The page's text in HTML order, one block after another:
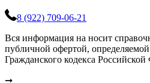
8 (922) 709-06-21
Вся информация на носит
публичной офертой,
Гражданского кодекса
➞